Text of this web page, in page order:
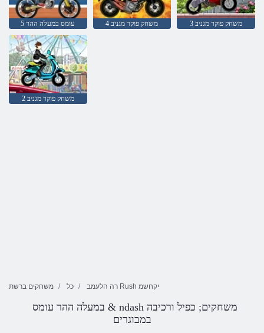
עומס במעלה ההר 5 משחק פוקר מגניב 4 משחק פוקר מגניב 3
משחק פוקר מגניב 2
משחקים ברשת כל רה הלעמב Rush יקחשמ
במבוגרים